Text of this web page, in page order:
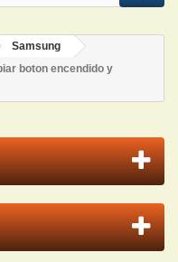
Samsung
boton encendido y